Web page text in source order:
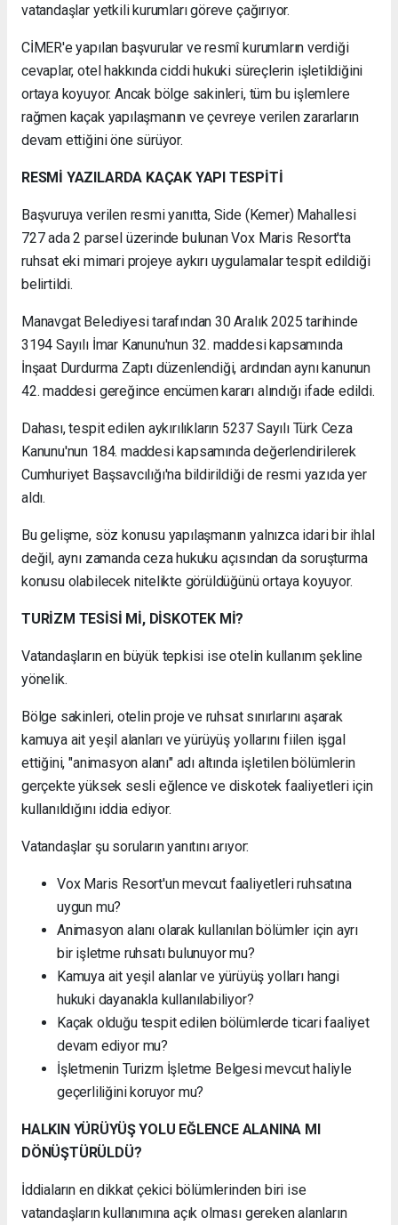
vatandaşlar yetkili kurumları göreve çağırıyor.
CİMER'e yapılan başvurular ve resmî kurumların verdiği
cevaplar, otel hakkında ciddi hukuki süreçlerin işletildiğini
ortaya koyuyor. Ancak bölge sakinleri, tüm bu işlemlere
rağmen kaçak yapılaşmanın ve çevreye verilen zararların
devam ettiğini öne sürüyor.
RESMİ YAZILARDA KAÇAK YAPI TESPİTİ
Başvuruya verilen resmi yanıtta, Side (Kemer) Mahallesi
727 ada 2 parsel üzerinde bulunan Vox Maris Resort'ta
ruhsat eki mimari projeye aykırı uygulamalar tespit edildiği
belirtildi.
Manavgat Belediyesi tarafından 30 Aralık 2025 tarihinde
3194 Sayılı İmar Kanunu'nun 32. maddesi kapsamında
İnşaat Durdurma Zaptı düzenlendiği, ardından aynı kanunun
42. maddesi gereğince encümen kararı alındığı ifade edildi.
Dahası, tespit edilen aykırılıkların 5237 Sayılı Türk Ceza
Kanunu'nun 184. maddesi kapsamında değerlendirilerek
Cumhuriyet Başsavcılığı'na bildirildiği de resmi yazıda yer
aldı.
Bu gelişme, söz konusu yapılaşmanın yalnızca idari bir ihlal
değil, aynı zamanda ceza hukuku açısından da soruşturma
konusu olabilecek nitelikte görüldüğünü ortaya koyuyor.
TURİZM TESİSİ Mİ, DİSKOTEK Mİ?
Vatandaşların en büyük tepkisi ise otelin kullanım şekline
yönelik.
Bölge sakinleri, otelin proje ve ruhsat sınırlarını aşarak
kamuya ait yeşil alanları ve yürüyüş yollarını fiilen işgal
ettiğini, "animasyon alanı" adı altında işletilen bölümlerin
gerçekte yüksek sesli eğlence ve diskotek faaliyetleri için
kullanıldığını iddia ediyor.
Vatandaşlar şu soruların yanıtını arıyor:
Vox Maris Resort'un mevcut faaliyetleri ruhsatına
uygun mu?
Animasyon alanı olarak kullanılan bölümler için ayrı
bir işletme ruhsatı bulunuyor mu?
Kamuya ait yeşil alanlar ve yürüyüş yolları hangi
hukuki dayanakla kullanılabiliyor?
Kaçak olduğu tespit edilen bölümlerde ticari faaliyet
devam ediyor mu?
İşletmenin Turizm İşletme Belgesi mevcut haliyle
geçerliliğini koruyor mu?
HALKIN YÜRÜYÜŞ YOLU EĞLENCE ALANINA MI
DÖNÜŞTÜRÜLDÜ?
İddiaların en dikkat çekici bölümlerinden biri ise
vatandaşların kullanımına açık olması gereken alanların